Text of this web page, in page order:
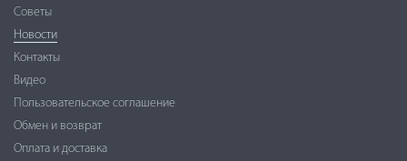
Советы
Новости
Контакты
Видео
Пользовательское соглашение
Обмен и возврат
Оплата и доставка